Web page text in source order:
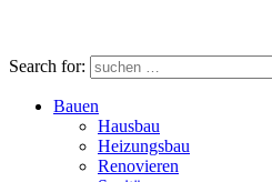
Search for:
Bauen
Hausbau
Heizungsbau
Renovieren